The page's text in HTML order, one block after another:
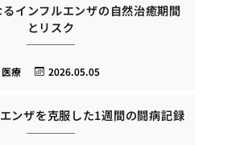
インフルエンザの自然治癒期間
とリスク
2026.05.05
医療
ンザを克服した1週間の闘病記録